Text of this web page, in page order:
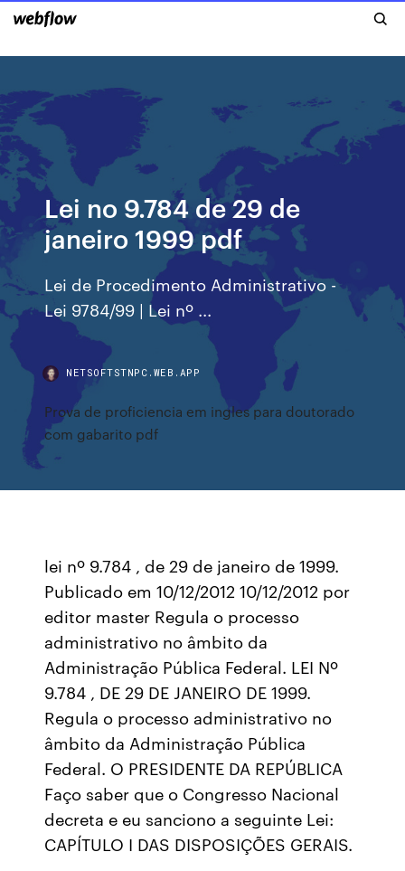
Lei no 9.784 de 29 de
janeiro 1999 pdf
Lei de Procedimento Administrativo -
Lei 9784/99 | Lei nº ...
NETSOFTSTNPC.WEB.APP
Prova de proficiencia em ingles para doutorado
com gabarito pdf
lei nº 9.784 , de 29 de janeiro de 1999.
Publicado em 10/12/2012 10/12/2012 por
editor master Regula o processo
administrativo no âmbito da
Administração Pública Federal. LEI Nº
9.784 , DE 29 DE JANEIRO DE 1999.
Regula o processo administrativo no
âmbito da Administração Pública
Federal. O PRESIDENTE DA REPÚBLICA
Faço saber que o Congresso Nacional
decreta e eu sanciono a seguinte Lei:
CAPÍTULO I DAS DISPOSIÇÕES GERAIS.